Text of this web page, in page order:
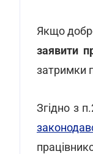
Якщо
заявити
затримки
Згідно з